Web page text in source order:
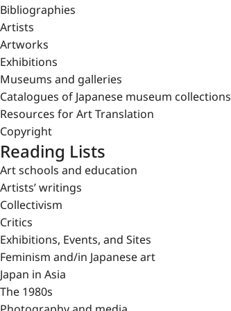
Bibliographies
Artists
Artworks
Exhibitions
Museums and galleries
Catalogues of Japanese museum collections
Resources for Art Translation
Copyright
Reading Lists
Art schools and education
Artists’ writings
Collectivism
Critics
Exhibitions, Events, and Sites
Feminism and/in Japanese art
Japan in Asia
The 1980s